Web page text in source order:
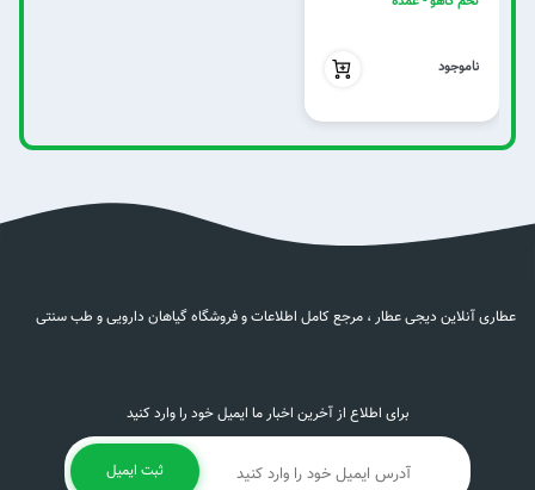
ناموجود
برای اطلاع از آخرین اخبار ما ایمیل خود را وارد کنید
ثبت ایمیل
عطاری آنلاین دیجی عطار ، مرجع کامل اطلاعات و فروشگاه گیاهان دارویی و طب سنتی